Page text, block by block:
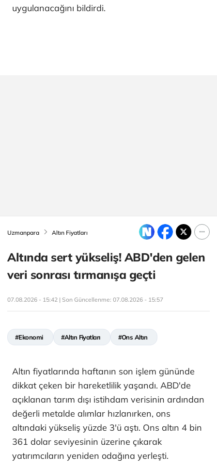
uygulanacağını bildirdi.
Uzmanpara Altın Fiyatları
Altında sert yükseliş! ABD'den gelen
veri sonrası tırmanışa geçti
07.08.2026 - 15:42 | Son Güncellenme: 07.08.2026 - 15:57
#Ekonomi #Altın Fiyatları #Ons Altın
Altın fiyatlarında haftanın son işlem gününde
dikkat çeken bir hareketlilik yaşandı. ABD'de
açıklanan tarım dışı istihdam verisinin ardından
değerli metalde alımlar hızlanırken, ons
altındaki yükseliş yüzde 3'ü aştı. Ons altın 4 bin
361 dolar seviyesinin üzerine çıkarak
yatırımcıların yeniden odağına yerleşti.